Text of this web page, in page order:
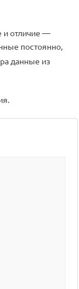
и отличие —
постоянно,
данные из